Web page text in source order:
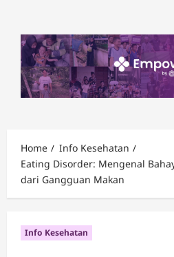
content
Home
Info Kesehatan
Eating Disorder: Mengenal
dari Gangguan Makan
Info Kesehatan